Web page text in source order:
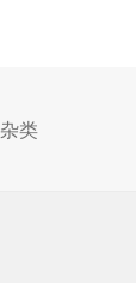
分
杂类